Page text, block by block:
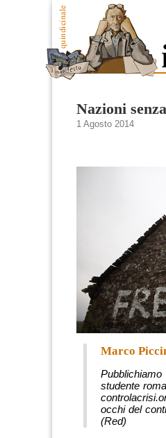
Nazioni
1 Agosto 2014
Marco
studente
occhi del
(Red)